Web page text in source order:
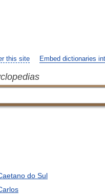
this site Embed dictionaries
do Sul